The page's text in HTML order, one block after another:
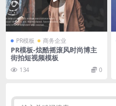
PR模板 商务企业
PR模板-炫酷摇滚风时尚博主
街拍短视频模板
134 0